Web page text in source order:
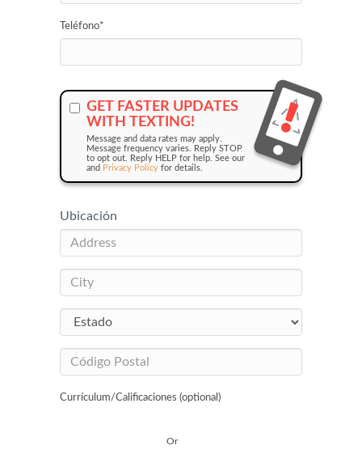
Teléfono*
GET FASTER UPDATES
WITH TEXTING!
Message and data rates may apply.
Message frequency varies. Reply STOP
to opt out. Reply HELP for help. See our
and Privacy Policy for details.
Ubicación
Currículum/Calificaciones (optional)
Or